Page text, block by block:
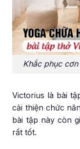
Khắc phục
Victorius là bài
cải thiện chức
bài tập này còn
rất tốt.